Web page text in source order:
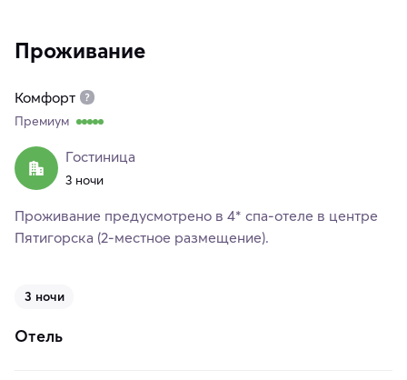
Проживание
Комфорт
Премиум
Гостиница
3 ночи
Проживание предусмотрено в 4* спа-отеле в центре
Пятигорска (2-местное размещение).
3 ночи
Отель